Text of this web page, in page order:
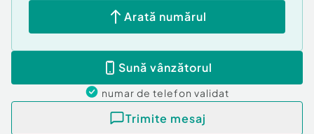
Arată numărul
Sună vânzătorul
numar de telefon validat
Trimite mesaj